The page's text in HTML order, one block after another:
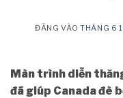
ĐĂNG VÀOTHÁNG 6
Màn trình diễn
đã giúp Canada đè